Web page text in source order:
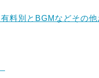
料別とBGMなどその